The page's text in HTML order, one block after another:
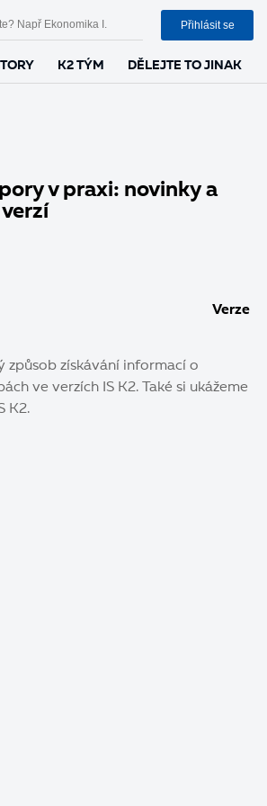
K2 TÝM DĚLEJTE TO JINAK
Přihlásit se
v praxi: novinky a
Verze
získávání informací o
ve verzích IS K2. Také si ukážeme
K2.